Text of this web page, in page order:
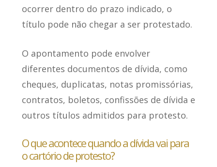
ocorrer dentro do prazo indicado, o
título pode não chegar a ser protestado.
O apontamento pode envolver
diferentes documentos de dívida, como
cheques, duplicatas, notas promissórias,
contratos, boletos, confissões de dívida e
outros títulos admitidos para protesto.
O que acontece quando a dívida vai para
o cartório de protesto?